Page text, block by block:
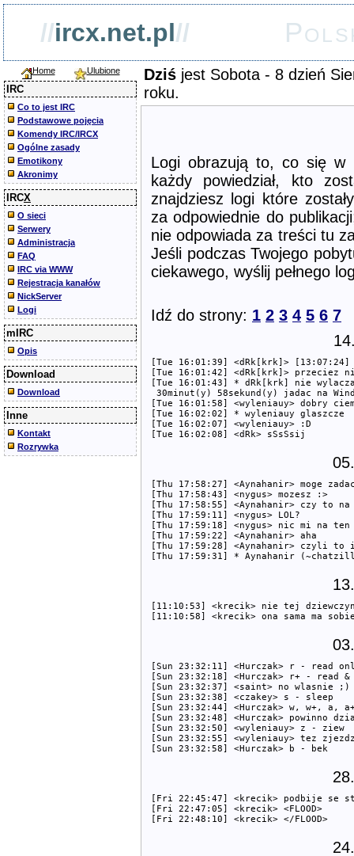
//ircx.net.pl//
Home Ulubione
IRC
Co to jest IRC
Podstawowe pojęcia
Komendy IRC/IRCX
Ogólne zasady
Emotikony
Akronimy
IRCX
O sieci
Serwery
Administracja
FAQ
IRC via WWW
Rejestracja kanałów
NickServer
Logi
mIRC
Opis
Download
Download
Inne
Kontakt
Rozrywka
Dziś jest Sobota - 8 dzień
roku.
Logi obrazują to, co się w
każdy powiedział, kto
znajdziesz logi które
za odpowiednie do
nie odpowiada za treści tu
Jeśli podczas Twojego
ciekawego, wyślij pełnego
Idź do strony: 1 2 3 4 5 6 7
[Tue 16:01:39] <dRk[krk]> [13:07:24]
[Tue 16:01:42] <dRk[krk]> przeciez
[Tue 16:01:43] * dRk[krk] nie
30minut(y) 58sekund(y) jadac na
[Tue 16:01:58] <wyleniauy> dobry
[Tue 16:02:02] * wyleniauy glaszcze
[Tue 16:02:07] <wyleniauy> :D
[Thu 17:58:27] <Aynahanir> moge
[Thu 17:58:43] <nygus> mozesz :>
[Thu 17:58:55] <Aynahanir> czy to
[Thu 17:59:11] <nygus> LOL?
[Thu 17:59:18] <nygus> nic mi na ten
[Thu 17:59:22] <Aynahanir> aha
[Thu 17:59:28] <Aynahanir> czyli to
[11:10:53] <krecik> nie tej
[Sun 23:32:11] <Hurczak> r - read
[Sun 23:32:18] <Hurczak> r+ - read
[Sun 23:32:37] <saint> no wlasnie ;)
[Sun 23:32:38] <czakey> s - sleep
[Sun 23:32:44] <Hurczak> w, w+, a,
[Sun 23:32:48] <Hurczak> powinno
[Sun 23:32:50] <wyleniauy> z - ziew
[Sun 23:32:55] <wyleniauy> tez
[Fri 22:45:47] <krecik> podbije se
[Fri 22:47:05] <krecik> <FLOOD>